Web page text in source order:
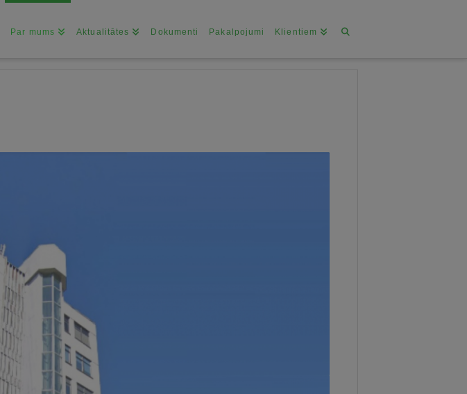
Par mums Aktualitātes Dokumenti Pakalpojumi Klientiem